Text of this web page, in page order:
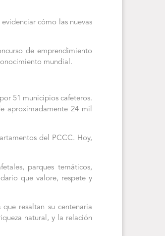
cómo las nuevas
de emprendimiento
mundial.
51 municipios cafeteros.
aproximadamente 24 mil
del PCCC. Hoy,
parques temáticos,
que valore, respete y
resaltan su centenaria
natural, y la relación